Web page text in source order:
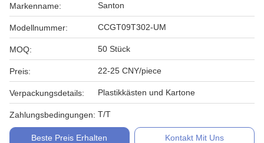
Markenname: Santon
Modellnummer: CCGT09T302-UM
MOQ: 50 Stück
Preis: 22-25 CNY/piece
Verpackungsdetails: Plastikkästen und Kartone
Zahlungsbedingungen: T/T
Beste Preis Erhalten Kontakt Mit Uns